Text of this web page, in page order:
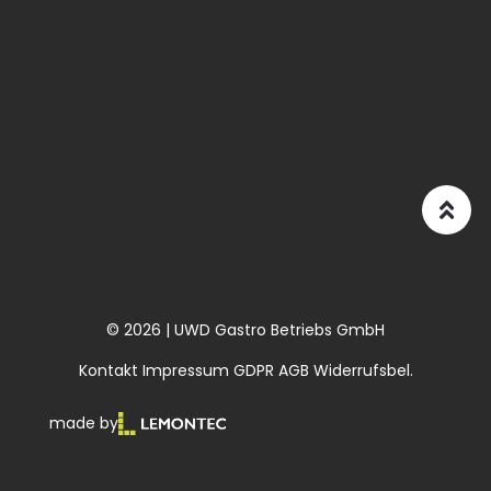
© 2026 | UWD Gastro Betriebs GmbH
Kontakt Impressum GDPR AGB Widerrufsbel.
made by